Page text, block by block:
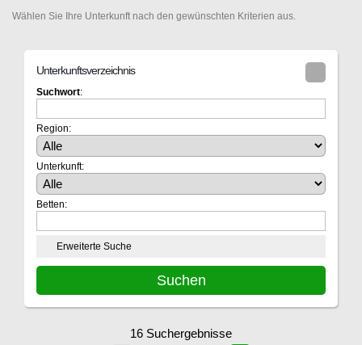
Wählen Sie Ihre Unterkunft nach den gewünschten Kriterien aus.
Unterkunftsverzeichnis
Suchwort:
Region:
Unterkunft:
Betten:
Erweiterte Suche
16 Suchergebnisse